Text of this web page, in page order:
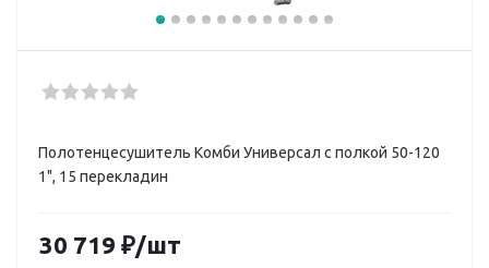
Полотенцесушитель Комби Универсал с полкой 50-120
1", 15 перекладин
30 719 ₽/шт